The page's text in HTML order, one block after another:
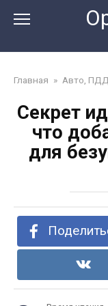
Главная » Авто, ПДД
Секрет
что
для